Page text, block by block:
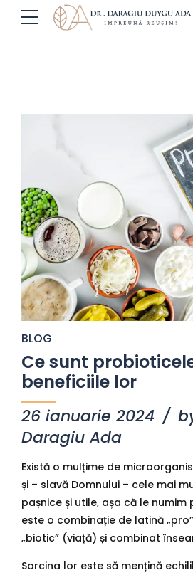
BLOG
Ce sunt
beneficiile lor
26 ianuarie 2024
Daragiu Ada
Există o mulțime de
și – slavă Domnului – cele mai
pașnice și utile, așa că le
este o combinație de latină
„biotic” (viață) și combinat
Sarcina lor este să mențină